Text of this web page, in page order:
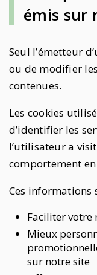
émis sur
Seul l’émetteur
ou de modifier
contenues.
Les cookies
d’identifier les
l’utilisateur a
comportement
Ces informations
Faciliter votre
Mieux
sur notre site